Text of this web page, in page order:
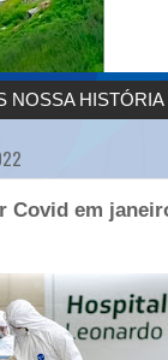
NOSSA HISTÓRIA
Covid em